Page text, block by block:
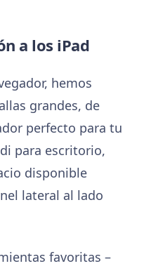
a los iPad
hemos
grandes, de
perfecto para tu
para escritorio,
disponible
lateral al lado
favoritas –